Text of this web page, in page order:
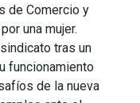
de Comercio y
una mujer.
tras un
funcionamiento
de la nueva